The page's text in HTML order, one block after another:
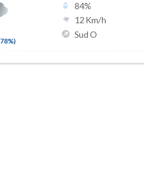
78%)
84%
12 Km/h
Sud O